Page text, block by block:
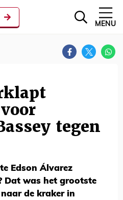
MENU
tegen
Edson Álvarez
Dat was het grootste
de kraker in